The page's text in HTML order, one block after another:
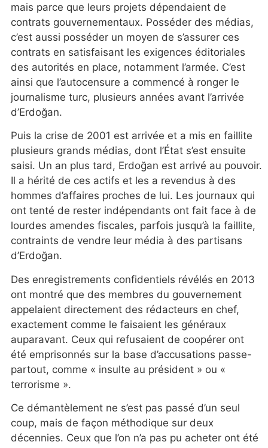
mais parce que leurs projets dépendaient de
contrats gouvernementaux. Posséder des médias,
c’est aussi posséder un moyen de s’assurer ces
contrats en satisfaisant les exigences éditoriales
des autorités en place, notamment l’armée. C’est
ainsi que l’autocensure a commencé à ronger le
journalisme turc, plusieurs années avant l’arrivée
d’Erdoğan.
Puis la crise de 2001 est arrivée et a mis en faillite
plusieurs grands médias, dont l’État s’est ensuite
saisi. Un an plus tard, Erdoğan est arrivé au pouvoir.
Il a hérité de ces actifs et les a revendus à des
hommes d’affaires proches de lui. Les journaux qui
ont tenté de rester indépendants ont fait face à de
lourdes amendes fiscales, parfois jusqu’à la faillite,
contraints de vendre leur média à des partisans
d’Erdoğan.
Des enregistrements confidentiels révélés en 2013
ont montré que des membres du gouvernement
appelaient directement des rédacteurs en chef,
exactement comme le faisaient les généraux
auparavant. Ceux qui refusaient de coopérer ont
été emprisonnés sur la base d’accusations passe-
partout, comme « insulte au président » ou «
terrorisme ».
Ce démantèlement ne s’est pas passé d’un seul
coup, mais de façon méthodique sur deux
décennies. Ceux que l’on n’a pas pu acheter ont été